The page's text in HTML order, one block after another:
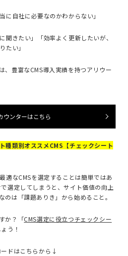
に自社に必要なのかわからない」
聞きたい」「効率よく更新したいが、
たい」
、豊富なCMS導入実績を持つアリウー
ウンターはこちら
種類別オススメCMS【チェックシート
適なCMSを選定することは簡単ではあ
選定してしまうと、サイト価値の向上
のは「課題ありき」から始めること。
か？「CMS選定に役立つチェックシー
う！
ドはこちらから↓